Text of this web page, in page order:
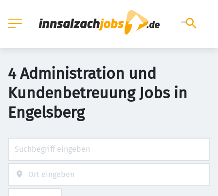
4 Administration und
Kundenbetreuung Jobs in
Engelsberg